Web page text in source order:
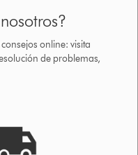
online: visita
de problemas,